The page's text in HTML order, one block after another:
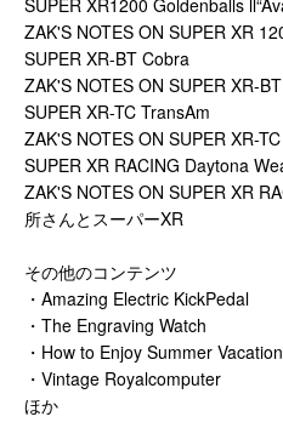
SUPER XR1200 Goldenballs
ZAK'S NOTES ON SUPER XR
SUPER XR-BT Cobra
ZAK'S NOTES ON SUPER XR-BT
SUPER XR-TC TransAm
ZAK'S NOTES ON SUPER XR-TC
SUPER XR RACING Daytona
ZAK'S NOTES ON SUPER XR
所さんとスーパーXR
その他のコンテンツ
・Amazing Electric KickPedal
・The Engraving Watch
・How to Enjoy Summer Vacation
・Vintage Royalcomputer
ほか